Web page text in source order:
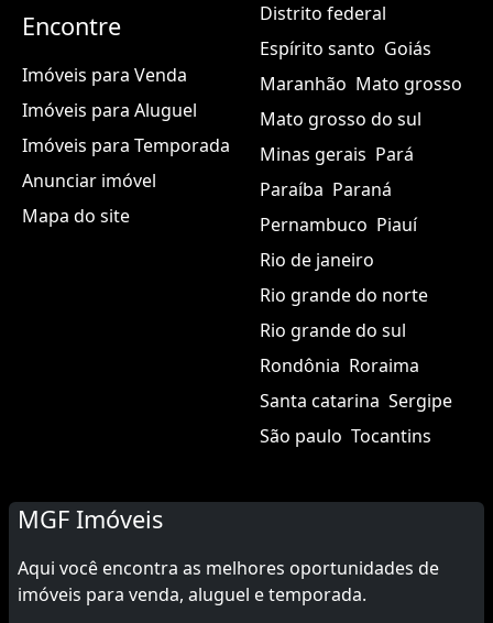
Encontre
Imóveis para Venda
Imóveis para Aluguel
Imóveis para Temporada
Anunciar imóvel
Mapa do site
Distrito federal
Espírito santo Goiás
Maranhão Mato grosso
Mato grosso do sul
Minas gerais Pará
Paraíba Paraná
Pernambuco Piauí
Rio de janeiro
Rio grande do norte
Rio grande do sul
Rondônia Roraima
Santa catarina Sergipe
São paulo Tocantins
MGF Imóveis
Aqui você encontra as melhores oportunidades de
imóveis para venda, aluguel e temporada.